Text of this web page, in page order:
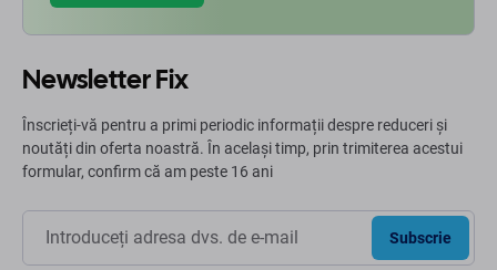
Newsletter Fix
Înscrieți-vă pentru a primi periodic informații despre reduceri și
noutăți din oferta noastră. În același timp, prin trimiterea acestui
formular, confirm că am peste 16 ani
Subscrie